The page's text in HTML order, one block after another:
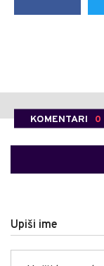
KOMENTARI 0
Upiši ime